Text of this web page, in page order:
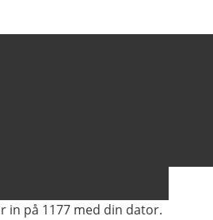
in på 1177 med din dator.